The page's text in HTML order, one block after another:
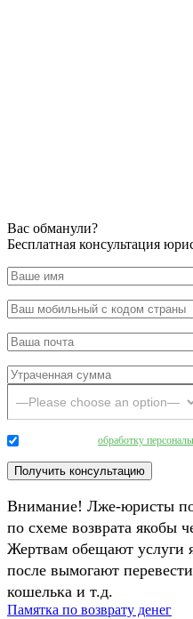
Вас обманули?
Бесплатная консультация
обработку
Внимание! Лже-юристы
по схеме возврата якобы
Жертвам обещают
после вымогают
кошелька и т.д.
Памятка по возврату денег